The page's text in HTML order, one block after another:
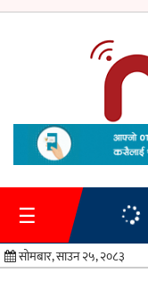
गृहपृष्ठ
समाचार
प्रशासन
☰
सोमबार, साउन २५, २०८३